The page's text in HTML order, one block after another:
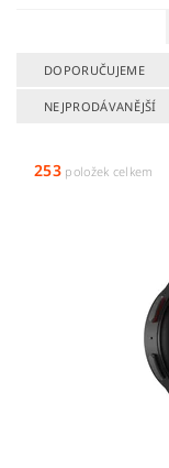
DOPORUČUJEME
NEJPRODÁVANĚJŠÍ
253položek celkem